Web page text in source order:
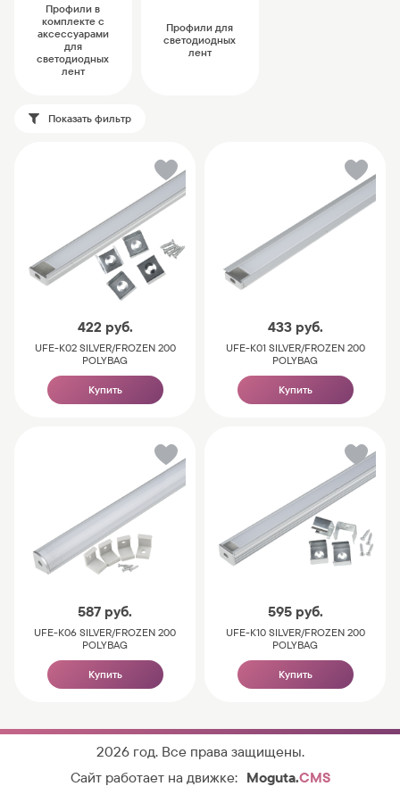
Профили в
комплекте с
аксессуарами
для
светодиодных
лент
Профили для
светодиодных
лент
Показать фильтр
422 руб.
UFE-K02 SILVER/FROZEN 200
POLYBAG
Купить
433 руб.
UFE-K01 SILVER/FROZEN 200
POLYBAG
Купить
587 руб.
UFE-K06 SILVER/FROZEN 200
POLYBAG
Купить
595 руб.
UFE-K10 SILVER/FROZEN 200
POLYBAG
Купить
2026 год. Все права защищены.
Сайт работает на движке: Moguta.CMS